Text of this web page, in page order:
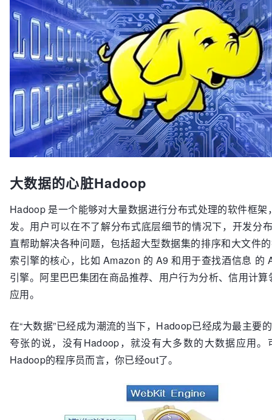
大数据的心脏Hadoop
Hadoop 是一个能够对大量数据进行分布式处理的软件框
发。用户可以在不了解分布式底层细节的情况下，开发分
直帮助解决各种问题，包括超大型数据集的排序和大文件
索引擎的核心，比如 Amazon 的 A9 和用于查找酒信息 的
引擎。阿里巴巴集团在商品推荐、用户行为分析、信用计
应用。
在“大数据”已经成为潮流的当下，Hadoop已经成为最主要
夸张的说，没有Hadoop，就没有大多数的大数据应用。
Hadoop的程序员而言，你已经out了。